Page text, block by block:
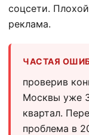
соцсети.
реклама.
ЧАСТАЯ
проверив
Москвы уже
квартал.
проблема в